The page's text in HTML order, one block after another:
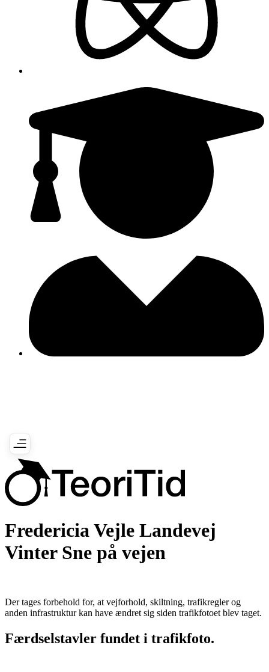
Fredericia Vejle Landevej
Vinter Sne på vejen
Der tages forbehold for, at vejforhold, skiltning, trafikregler og
anden infrastruktur kan have ændret sig siden trafikfotoet blev taget.
Færdselstavler fundet i trafikfoto.